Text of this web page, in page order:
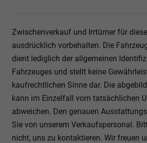
Zwischenverkauf und Irrtümer für
ausdrücklich vorbehalten. Die
dient lediglich der allgemeinen
Fahrzeuges und stellt keine
kaufrechtlichen Sinne dar. Die
kann im Einzelfall vom tatsächlichen
abweichen. Den genauen
Sie von unserem Verkaufspersonal.
nicht, uns zu kontaktieren. Wir freuen